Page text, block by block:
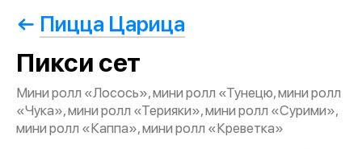
Пицца Царица
Пикси сет
Мини ролл «Лосось», мини ролл «Тунецю, мини ролл
«Чука», мини ролл «Терияки», мини ролл «Сурими»,
мини ролл «Каппа», мини ролл «Креветка»